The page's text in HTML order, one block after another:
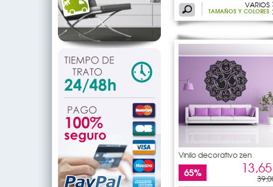
VARIOS
TAMAÑOS Y COLORES
Vinilo decorativo zen
65%